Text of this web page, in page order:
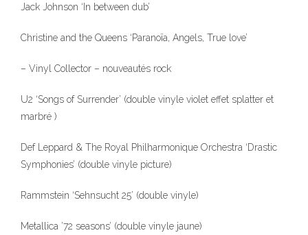
Jack Johnson ‘In between dub’
Christine and the Queens ‘Paranoïa, Angels, True love’
– Vinyl Collector – nouveautés rock
U2 ‘Songs of Surrender’ (double vinyle violet effet splatter et
marbré )
Def Leppard & The Royal Philharmonique Orchestra ‘Drastic
Symphonies’ (double vinyle picture)
Rammstein ‘Sehnsucht 25’ (double vinyle)
Metallica ’72 seasons’ (double vinyle jaune)